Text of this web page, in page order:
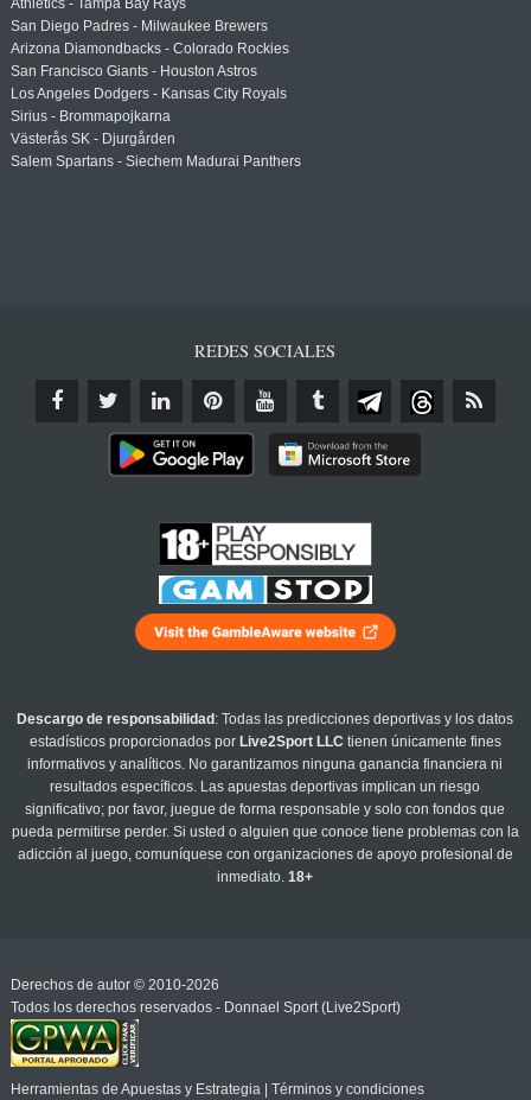
Athletics - Tampa Bay Rays
San Diego Padres - Milwaukee Brewers
Arizona Diamondbacks - Colorado Rockies
San Francisco Giants - Houston Astros
Los Angeles Dodgers - Kansas City Royals
Sirius - Brommapojkarna
Västerås SK - Djurgården
Salem Spartans - Siechem Madurai Panthers
REDES SOCIALES
Descargo de responsabilidad : Todas las predicciones deportivas y los datos
estadísticos proporcionados por Live2Sport LLC tienen únicamente fines
informativos y analíticos. No garantizamos ninguna ganancia financiera ni
resultados específicos. Las apuestas deportivas implican un riesgo
significativo; por favor, juegue de forma responsable y solo con fondos que
pueda permitirse perder. Si usted o alguien que conoce tiene problemas con la
adicción al juego, comuníquese con organizaciones de apoyo profesional de
inmediato.18+
Derechos de autor © 2010-2026
Todos los derechos reservados - Donnael Sport (Live2Sport)
Herramientas de Apuestas y Estrategia| Términos y condiciones